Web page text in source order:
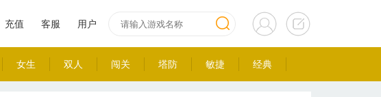
女生 双人 闯关 塔防 敏捷 经典
充值 客服 用户